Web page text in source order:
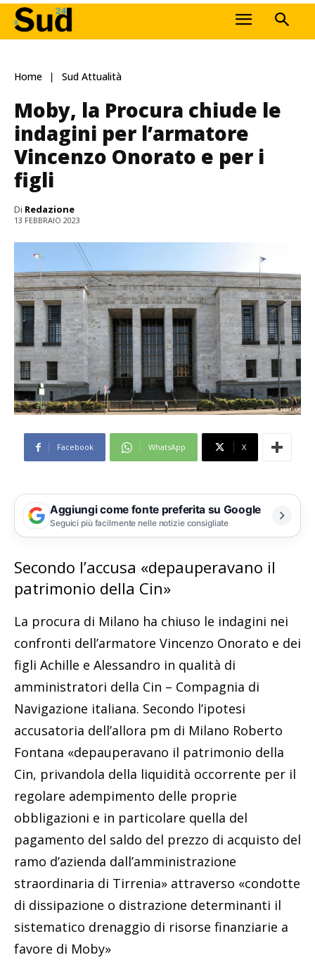
Home Sud Attualità
Moby, la Procura chiude le
indagini per l’armatore
Vincenzo Onorato e per i
figli
Di Redazione
13 FEBBRAIO 2023
Facebook WhatsApp X
Aggiungi come fonte preferita su Google
Seguici più facilmente nelle notizie consigliate
Secondo l’accusa «depauperavano il
patrimonio della Cin»
La procura di Milano ha chiuso le indagini nei
confronti dell’armatore Vincenzo Onorato e dei
figli Achille e Alessandro in qualità di
amministratori della Cin – Compagnia di
Navigazione italiana. Secondo l’ipotesi
accusatoria dell’allora pm di Milano Roberto
Fontana «depauperavano il patrimonio della
Cin, privandola della liquidità occorrente per il
regolare adempimento delle proprie
obbligazioni e in particolare quella del
pagamento del saldo del prezzo di acquisto del
ramo d’azienda dall’amministrazione
straordinaria di Tirrenia» attraverso «condotte
di dissipazione o distrazione determinanti il
sistematico drenaggio di risorse finanziarie a
favore di Moby»